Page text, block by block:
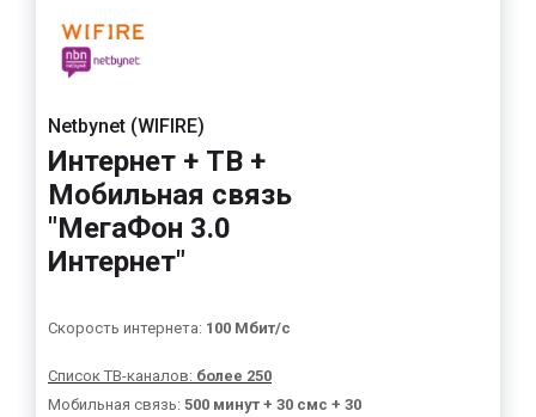
Netbynet (WIFIRE)
Интернет + ТВ +
Мобильная связь
"МегаФон 3.0
Интернет"
Скорость интернета: 100 Мбит/с
Список ТВ-каналов: более 250
Мобильная связь: 500 минут + 30 смс + 30